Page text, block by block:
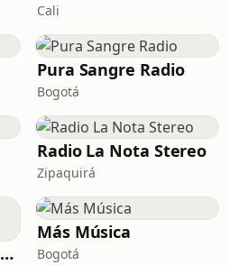
Cali
Pura Sangre Radio
Bogotá
Radio La Nota Stereo
Zipaquirá
WOR FM Rock y Pop Bogota
Más Música
Bogotá